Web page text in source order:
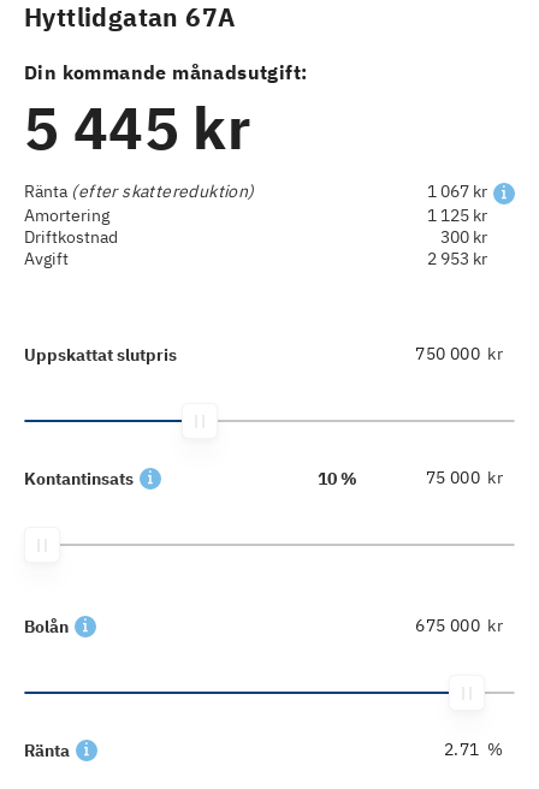
Hyttlidgatan 67A
Din kommande månadsutgift:
5 445 kr
Ränta (efter skattereduktion)
1 067 kr
Amortering
1 125 kr
Driftkostnad
300 kr
Avgift
2 953 kr
Uppskattat slutpris kr
Kontantinsats 10 % kr
Bolån kr
Ränta %